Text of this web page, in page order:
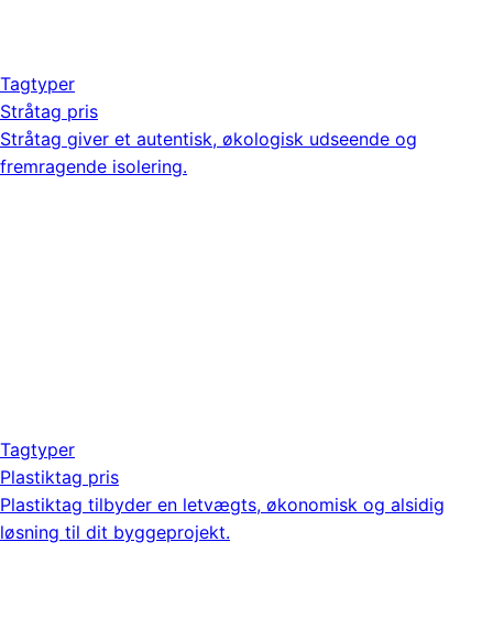
Tagtyper
Stråtag pris
Stråtag giver et autentisk, økologisk udseende og
fremragende isolering.
Tagtyper
Plastiktag pris
Plastiktag tilbyder en letvægts, økonomisk og alsidig
løsning til dit byggeprojekt.